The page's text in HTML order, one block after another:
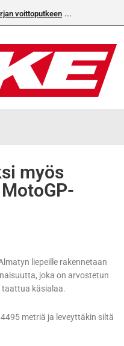
voittoputkeen
myös
liepeille rakennetaan
joka on arvostetun
taattua käsialaa.
metriä ja leveyttäkin siltä